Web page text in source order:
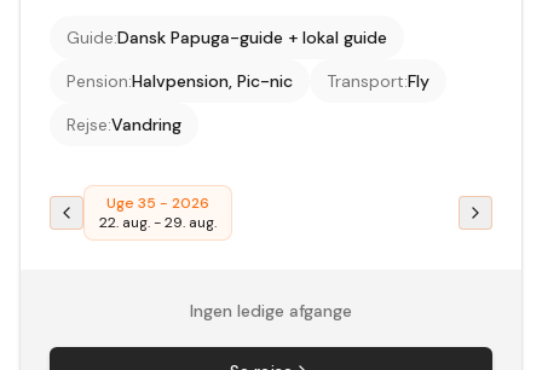
Guide:Dansk Papuga-guide + lokal guide
Pension:Halvpension, Pic-nic Transport:Fly
Rejse:Vandring
Uge 35 - 2026
22. aug.-29. aug.
Ingen ledige afgange